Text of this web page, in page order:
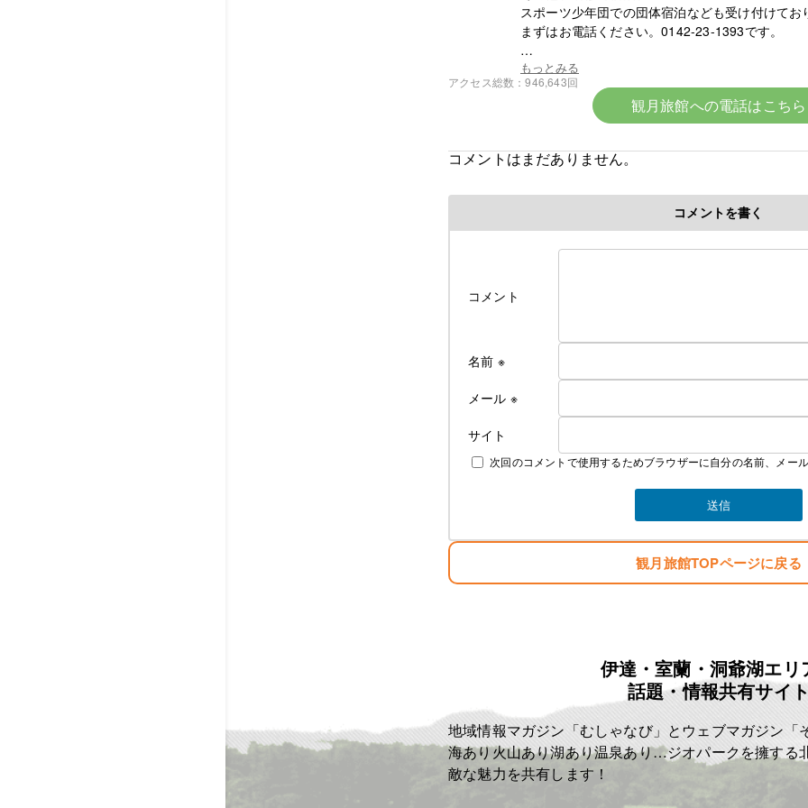
スポーツ少年団での団体宿泊なども受け付けてお
まずはお電話ください。0142-23-1393です。
☆令和8年6月中旬より宿泊料金の改定となります☆
令和８年６初旬作成
料金改定のお知らせ
ついに、ついに当旅館でも満を持して各部屋に
冷房付きエアコンをご用意できました！
使用できるようになってから値上げとなります
素泊まり ￥4000 税込み ￥4400
夕食 ￥1300 税込み ￥1430
朝食 ￥700 税込み ￥770
お弁当 ￥750 税込み ￥825
冬季の暖房費 ￥300 税込み ￥330
夏季の冷房費 ￥300 税込み ￥330
宿泊税 一泊に付き ￥100
一泊二食 ￥6000 税込み ￥6600
一泊夕食 ￥5300 税込み ￥5830
一泊朝食 ￥4700 税込み ￥5170
となります
よろしくお願いいたします！
T843-000-206-3218
✩相部屋の際はお一人につき-200￥
もっとみる
アクセス総数 946,643回
観月旅館への電話はこちら
コメントはまだありません。
コメントを書く
コメント
名前 ※
メール ※
サイト
次回のコメントで使用するためブラウザーに自分の名前、メー
観月旅館TOPページに戻る
伊達・室蘭・洞爺湖エリ
話題・情報共有サイ
地域情報マガジン「むしゃなび」とウェブマガジン「
海あり火山あり湖あり温泉あり…ジオパークを擁する
敵な魅力を共有します！